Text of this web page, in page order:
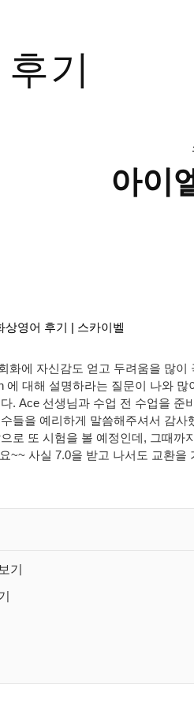
기
아이
화에 자신감도 얻고 두려움을 많
에 대해 설명하라는 질문이 나와
. Ace 선생님과 수업 전 수업을
들을 예리하게 말씀해주셔서 감
로 또 시험을 볼 예정인데, 그때
~~ 사실 7.0을 받고 나서도 교환
기